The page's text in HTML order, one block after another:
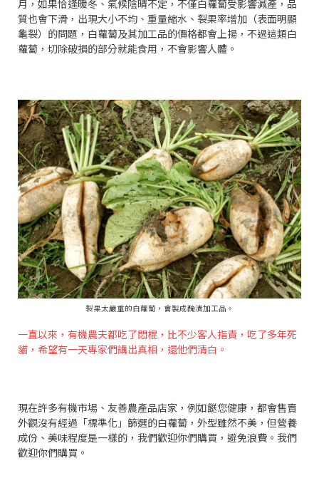
月，如果恰逢暖冬、氣候陰晴不定，不僅白蘿蔔受影響減產，品
質也會下滑，出現大小不均、重量縮水、裂果率增加（表面明顯
龜裂）的問題，白蘿蔔及其加工品的價格都會上揚，不過這類白
蘿蔔，切除破損的部分就能食用，不會影響人體。
裂果太嚴重的白蘿蔔，會製成醃漬加工品。
一直以來，有機農夫都吃了悶棍，比不少客人指責，吃了多年死
貓，希望有一天專家們講出真相，還他們清白。
現在許多有機市場、友善農產品店家，例如餸您健康，都會售賣
外觀沒有經過「標準化」篩選的白蘿蔔，外型雖然不美，但營養
成份、美味程度是一樣的，我們歡迎你們購買，避免浪費。我們
歡迎你們購買。